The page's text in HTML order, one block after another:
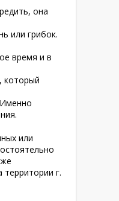
она
или грибок.
время и в
который
или
г.